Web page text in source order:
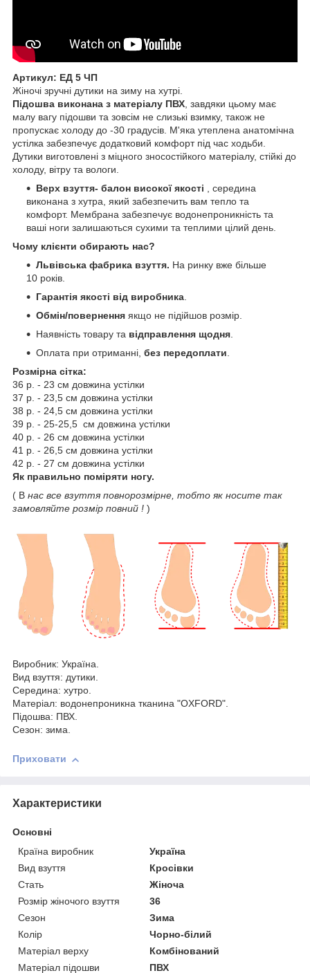
Артикул: ЕД 5 ЧП
Жіночі зручні дутики на зиму на хутрі.
Підошва виконана з матеріалу ПВХ , завдяки цьому має
малу вагу підошви та зовсім не слизькі взимку, також не
пропускає холоду до -30 градусів. М'яка утеплена анатомічна
устілка забезпечує додатковий комфорт під час ходьби.
Дутики виготовлені з міцного зносостійкого матеріалу, стійкі до
холоду, вітру та вологи.
Верх взуття- балон високої якості , середина
виконана з хутра, який забезпечить вам тепло та
комфорт. Мембрана забезпечує водонепроникність та
ваші ноги залишаються сухими та теплими цілий день.
Чому клієнти обирають нас?
Львівська фабрика взуття. На ринку вже більше
10 років.
Гарантія якості від виробника
Обмін/повернення якщо не підійшов розмір.
Наявність товару та відправлення щодня
Оплата при отриманні, без передоплати
Розмірна сітка:
36 р. - 23 см довжина устілки
37 р. - 23,5 см довжина устілки
38 р. - 24,5 см довжина устілки
39 р. - 25-25,5 см довжина устілки
40 р. - 26 см довжина устілки
41 р. - 26,5 см довжина устілки
42 р. - 27 см довжина устілки
Як правильно поміряти ногу.
( В нас все взуття повнорозмірне, тобто як носите так
замовляйте розмір повний ! )
Виробник: Україна.
Вид взуття: дутики.
Середина: хутро.
Матеріал: водонепроникна тканина "OXFORD".
Підошва: ПВХ.
Сезон: зима.
Приховати
Характеристики
Основні
Країна виробник
Україна
Вид взуття
Кросівки
Стать
Жіноча
Розмір жіночого взуття
36
Сезон
Зима
Колір
Чорно-білий
Матеріал верху
Комбінований
Матеріал підошви
ПВХ